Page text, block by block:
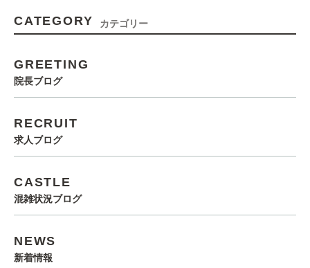
CATEGORY カテゴリー
GREETING
院長ブログ
RECRUIT
求人ブログ
CASTLE
混雑状況ブログ
NEWS
新着情報